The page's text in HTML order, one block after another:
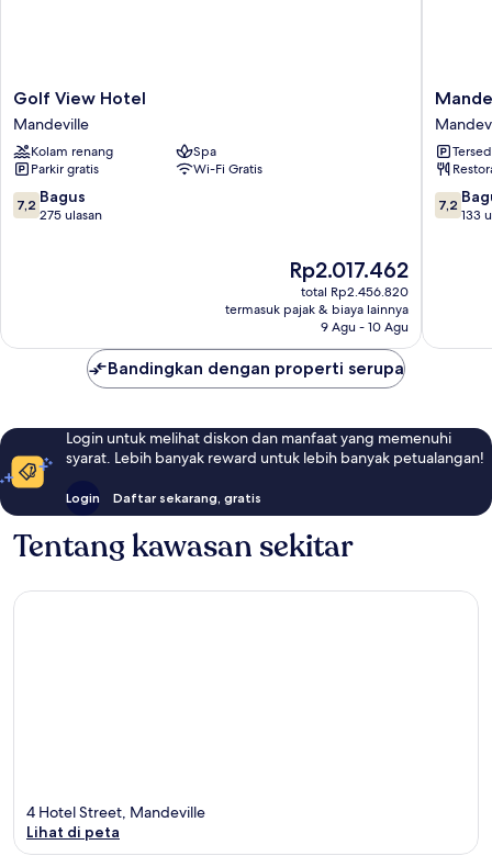
Golf
View
Hotel
Mandeville
Golf View Hotel
Mandeville
Kolam renang
Spa
Parkir gratis
Wi-Fi Gratis
7.2
dari
7,2 Bagus
275 ulasan
Harga
sekarang
Rp2.017.462
Rp2.017.462
total Rp2.456.820
termasuk pajak & biaya lainnya
9 Agu - 10 Agu
Hotel
7.2
dari
7,2
133
Bandingkan dengan properti serupa
Login untuk melihat diskon dan manfaat yang memenuhi
syarat. Lebih banyak reward untuk lebih banyak petualangan!
Login Daftar sekarang, gratis
Tentang kawasan sekitar
4 Hotel Street, Mandeville
Lihat di peta